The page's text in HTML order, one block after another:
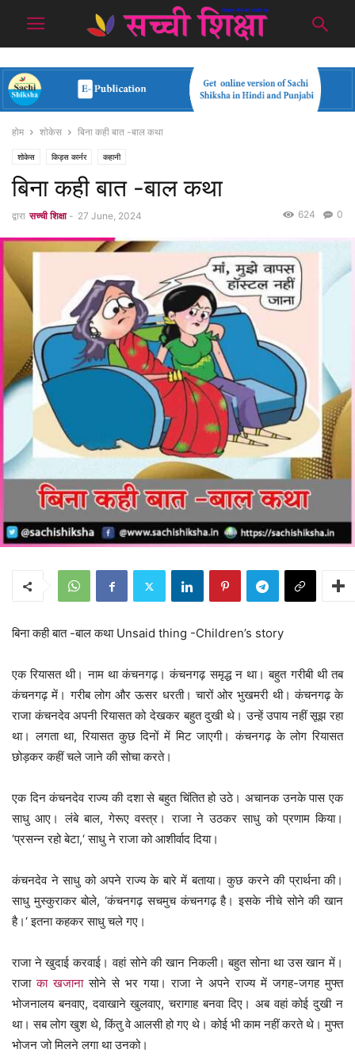
होम शोकेस बिना कही बात -बाल कथा
शोकेस किड्स कार्नर कहानी
बिना कही बात -बाल कथा
द्वारा सच्ची शिक्षा - 27 June, 2024 0
624
बिना कही बात -बाल कथा Unsaid thing -Children’s story
एक रियासत थी। नाम था कंचनगढ़। कंचनगढ़ समृद्ध न था। बहुत गरीबी थी तब
कंचनगढ़ में। गरीब लोग और ऊसर धरती। चारों ओर भुखमरी थी। कंचनगढ़ के
राजा कंचनदेव अपनी रियासत को देखकर बहुत दुखी थे। उन्हें उपाय नहीं सूझ रहा
था। लगता था, रियासत कुछ दिनों में मिट जाएगी। कंचनगढ़ के लोग रियासत
छोड़कर कहीं चले जाने की सोचा करते।
एक दिन कंचनदेव राज्य की दशा से बहुत चिंतित हो उठे। अचानक उनके पास एक
साधु आए। लंबे बाल, गेरूए वस्त्र। राजा ने उठकर साधु को प्रणाम किया।
‘प्रसन्न रहो बेटा,‘ साधु ने राजा को आशीर्वाद दिया।
कंचनदेव ने साधु को अपने राज्य के बारे में बताया। कुछ करने की प्रार्थना की।
साधु मुस्कुराकर बोले, ‘कंचनगढ़ सचमुच कंचनगढ़ है। इसके नीचे सोने की खान
है।‘ इतना कहकर साधु चले गए।
राजा ने खुदाई करवाई। वहां सोने की खान निकली। बहुत सोना था उस खान में।
राजाका खजानासोने से भर गया। राजा ने अपने राज्य में जगह-जगह मुफ्त
भोजनालय बनवाए, दवाखाने खुलवाए, चरागाह बनवा दिए। अब वहां कोई दुखी न
था। सब लोग खुश थे, किंतु वे आलसी हो गए थे। कोई भी काम नहीं करते थे। मुफ्त
भोजन जो मिलने लगा था उनको।